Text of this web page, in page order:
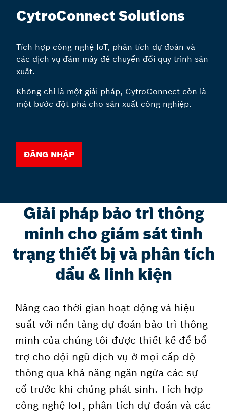
CytroConnect Solutions
Tích hợp công nghệ IoT, phân tích dự đoán và
các dịch vụ đám mây để chuyển đổi quy trình sản
xuất.
Không chỉ là một giải pháp, CytroConnect còn là
một bước đột phá cho sản xuất công nghiệp.
Đăng nhập
Giải pháp bảo trì thông
minh cho giám sát tình
trạng thiết bị và phân tích
dầu & linh kiện
Nâng cao thời gian hoạt động và hiệu
suất với nền tảng dự đoán bảo trì thông
minh của chúng tôi được thiết kế để bổ
trợ cho đội ngũ dịch vụ ở mọi cấp độ
thông qua khả năng ngăn ngừa các sự
cố trước khi chúng phát sinh. Tích hợp
công nghệ IoT, phân tích dự đoán và các